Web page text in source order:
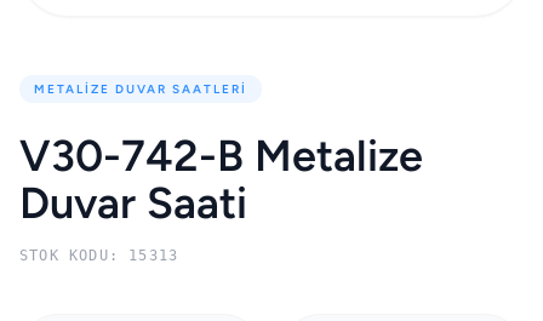
METALIZE DUVAR SAATLERI
V30-742-B Metalize
Duvar Saati
STOK KODU: 15313